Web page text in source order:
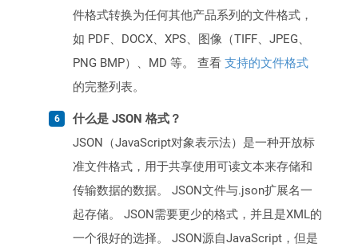
件格式转换为任何其他产品系列的文件格式，
如 PDF、DOCX、XPS、图像（TIFF、JPEG、
PNG BMP）、MD 等。 查看 支持的文件格式
的完整列表。
什么是 JSON 格式？
JSON（JavaScript对象表示法）是一种开放标
准文件格式，用于共享使用可读文本来存储和
传输数据的数据。 JSON文件与.json扩展名一
起存储。 JSON需要更少的格式，并且是XML的
一个很好的选择。 JSON源自JavaScript，但是